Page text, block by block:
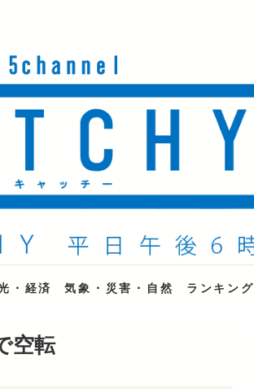
・経済 気象・災害・自然 ランキング
空転